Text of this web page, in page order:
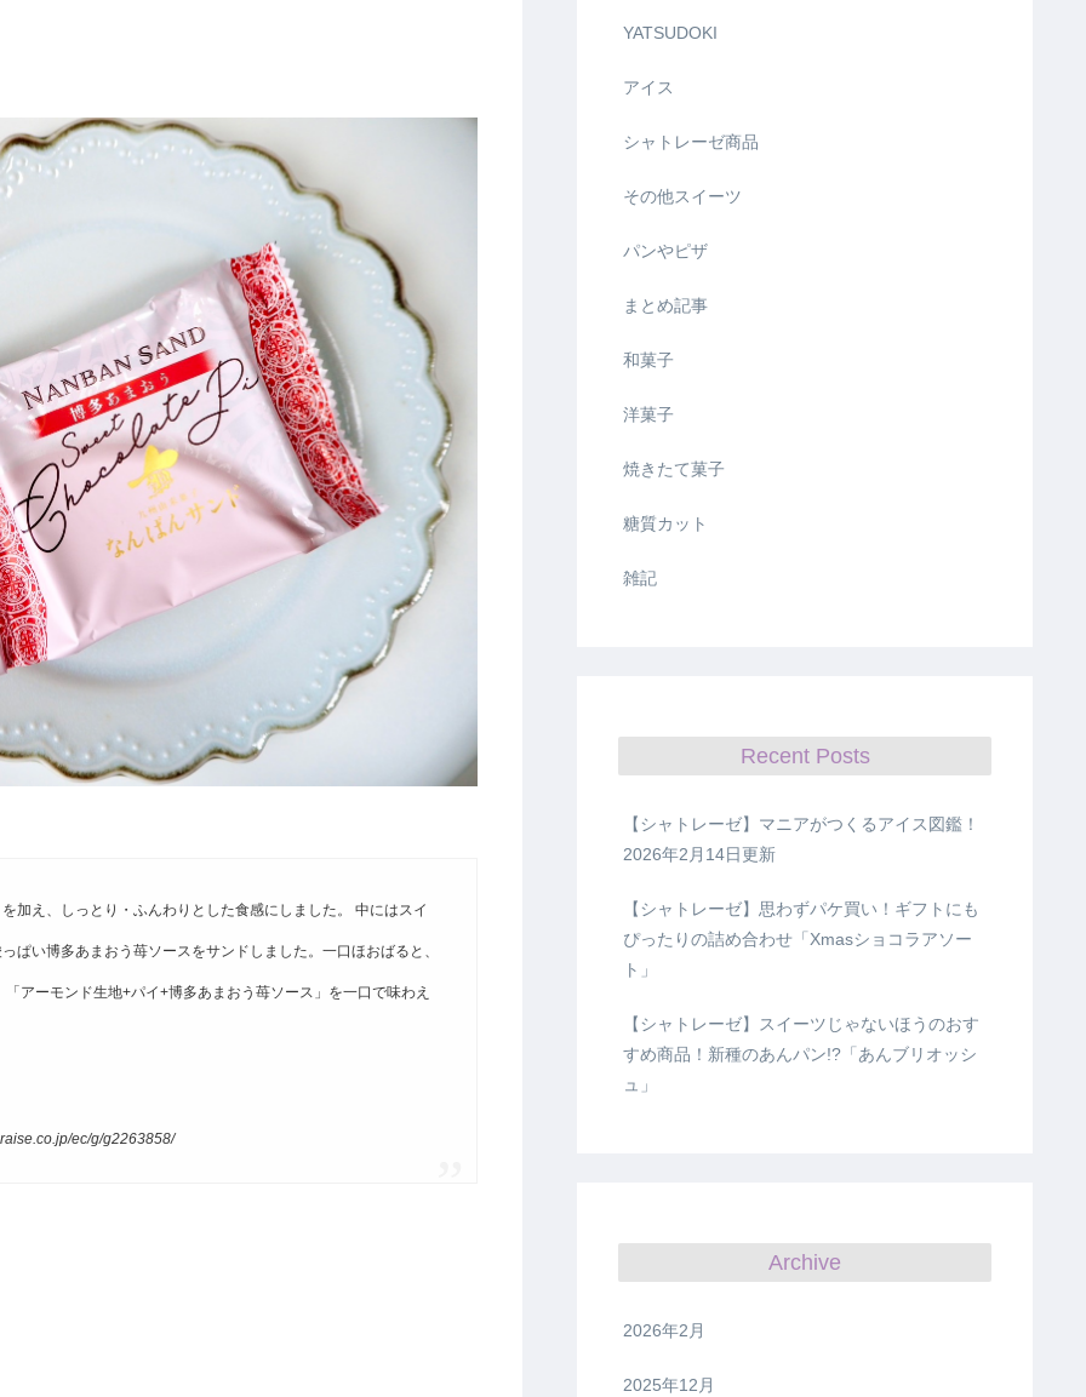
加え、しっとり・ふんわりとした食感にしました。 中にはスイ
ぱい博多あまおう苺ソースをサンドしました。一口ほおばると、
アーモンド生地+パイ+博多あまおう苺ソース」を一口で味わえ
ec/g/g2263858/
YATSUDOKI
アイス
シャトレーゼ商品
その他スイーツ
パンやピザ
まとめ記事
和菓子
洋菓子
焼きたて菓子
糖質カット
雑記
Recent Posts
【シャトレーゼ】マニアがつくるアイス図鑑！
2026年2月14日更新
【シャトレーゼ】思わずパケ買い！ギフトにも
ぴったりの詰め合わせ「Xmasショコラアソー
ト」
【シャトレーゼ】スイーツじゃないほうのおす
すめ商品！新種のあんパン!?「あんブリオッシ
ュ」
Archive
2026年2月
2025年12月